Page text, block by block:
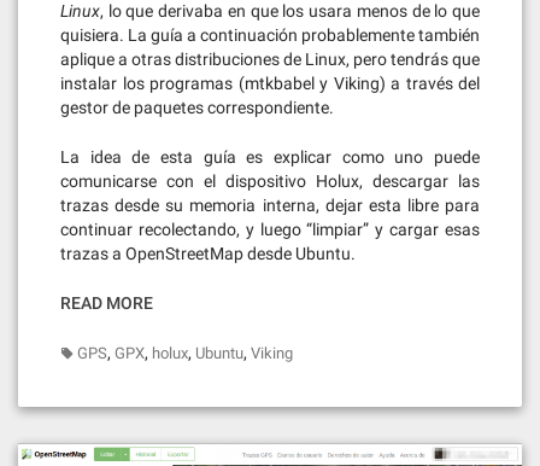
Linux, lo que derivaba en que los usara menos de lo que
quisiera. La guía a continuación probablemente también
aplique a otras distribuciones de Linux, pero tendrás que
instalar los programas (mtkbabel y Viking) a través del
gestor de paquetes correspondiente.
La idea de esta guía es explicar como uno puede
comunicarse con el dispositivo Holux, descargar las
trazas desde su memoria interna, dejar esta libre para
continuar recolectando, y luego “limpiar” y cargar esas
trazas a OpenStreetMap desde Ubuntu.
READ MORE
GPS, GPX, holux, Ubuntu, Viking